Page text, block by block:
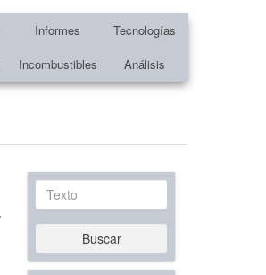
Informes
Tecnologías
Incombustibles Análisis
Texto
Buscar